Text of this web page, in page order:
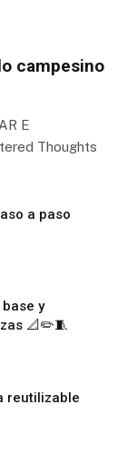
campesino
E
Thoughts
a paso
y
📐✏️🧵
reutilizable